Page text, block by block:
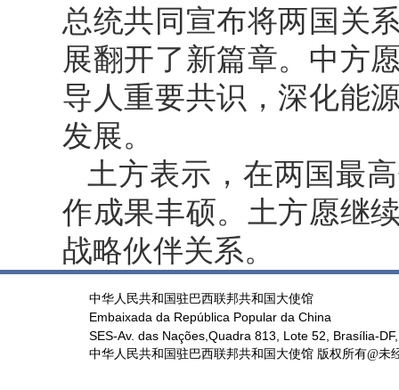
总统共同宣布将两国关
展翻开了新篇章。中方
导人重要共识，深化能
发展。
土方表示，在两国最
作成果丰硕。土方愿继
战略伙伴关系。
中华人民共和国驻巴西联邦共和国大使馆
Embaixada da República Popular da China
SES-Av. das Nações,Quadra 813, Lote 52, Brasília-
中华人民共和国驻巴西联邦共和国大使馆 版权所有@未